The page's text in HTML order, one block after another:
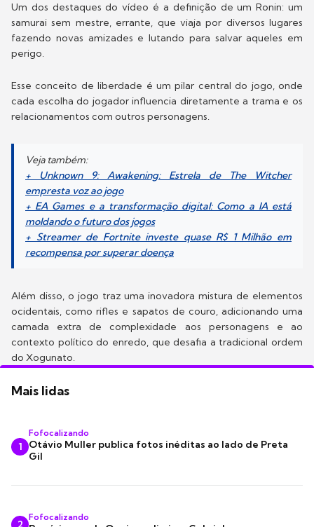
Um dos destaques do vídeo é a definição de um Ronin: um
samurai sem mestre, errante, que viaja por diversos lugares
fazendo novas amizades e lutando para salvar aqueles em
perigo.
Esse conceito de liberdade é um pilar central do jogo, onde
cada escolha do jogador influencia diretamente a trama e os
relacionamentos com outros personagens.
Veja também:
+ Unknown 9: Awakening: Estrela de The Witcher
empresta voz ao jogo
+ EA Games e a transformação digital: Como a IA está
moldando o futuro dos jogos
+ Streamer de Fortnite investe quase R$ 1 Milhão em
recompensa por superar doença
Além disso, o jogo traz uma inovadora mistura de elementos
ocidentais, como rifles e sapatos de couro, adicionando uma
camada extra de complexidade aos personagens e ao
contexto político do enredo, que desafia a tradicional ordem
do Xogunato.
Mais lidas
1
Fofocalizando
Otávio Muller publica fotos inéditas ao lado de Preta
Gil
2
Fofocalizando